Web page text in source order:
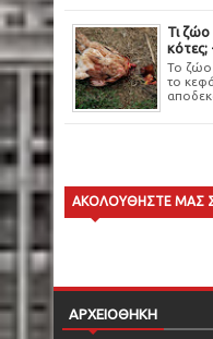
Τι ζώο
Το ζώο
το
ΑΚΟΛΟΥΘΗΣΤΕ ΜΑΣ
ΑΡΧΕΙΟΘΗΚΗ